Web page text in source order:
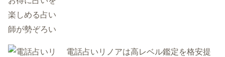
電話占いリノアは高レベル鑑定を格安提